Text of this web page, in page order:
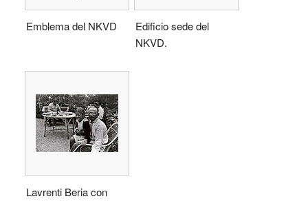
Emblema del NKVD
Edificio sede del
NKVD.
Lavrenti Beria con